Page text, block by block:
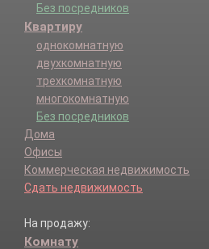
Без посредников
Квартиру
однокомнатную
двухкомнатную
трехкомнатную
многокомнатную
Без посредников
Дома
Офисы
Коммерческая недвижимость
Сдать недвижимость
На продажу:
Комнату